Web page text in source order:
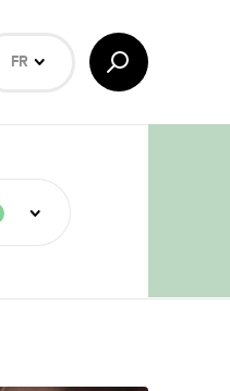
FR
EN
Afficher/Masquer
la
Recherche